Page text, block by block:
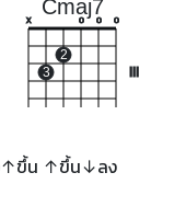
Cmaj7
x
3
2
o o o
ขึ้น ↑ขึ้น↓ลง